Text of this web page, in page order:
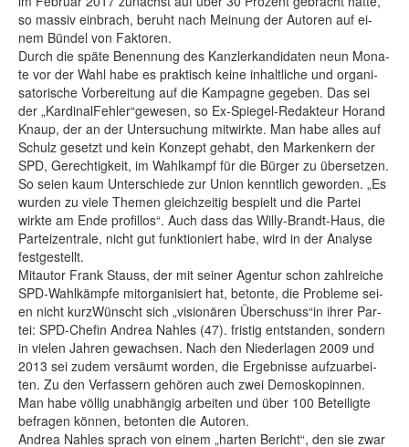
so mas­siv ein­brach, be­ruht nach Mei­nung der Au­to­ren auf ei­
nem Bün­del von Fak­to­ren.
Durch die spä­te Be­nen­nung des Kanz­ler­kan­di­da­ten neun Mo­na­
te vor der Wahl ha­be es prak­tisch kei­ne in­halt­li­che und or­ga­ni­
sa­to­ri­sche Vor­be­rei­tung auf die Kam­pa­gne ge­ge­ben. Das sei
der „Kar­di­nalFeh­ler“ge­we­sen, so Ex-Spie­gel-Re­dak­teur Horand
Knaup, der an der Un­ter­su­chung mit­wirk­te. Man ha­be al­les auf
Schulz ge­setzt und kein Kon­zept ge­habt, den Mar­ken­kern der
SPD, Ge­rech­tig­keit, im Wahl­kampf für die Bür­ger zu über­set­zen.
So sei­en kaum Un­ter­schie­de zur Uni­on kennt­lich ge­wor­den. „Es
wur­den zu vie­le The­men gleich­zei­tig be­spielt und die Par­tei
wirk­te am En­de pro­fil­los“. Auch dass das Wil­ly-Brandt-Haus, die
Par­tei­zen­tra­le, nicht gut funk­tio­niert ha­be, wird in der Ana­ly­se
fest­ge­stellt.
Mi­t­au­tor Frank St­auss, der mit sei­ner Agen­tur schon zahl­rei­che
SPD-Wahl­kämp­fe mit­or­ga­ni­siert hat, be­ton­te, die Pro­ble­me sei­
en nicht kur­zWünscht sich „vi­sio­nä­ren Über­schuss“in ih­rer Par­
tei: SPD-Che­fin Andrea Nah­les (47). fris­tig ent­stan­den, son­dern
in vie­len Jah­ren ge­wach­sen. Nach den Nie­der­la­gen 2009 und
2013 sei zu­dem ver­säumt wor­den, die Er­geb­nis­se auf­zu­ar­bei­
ten. Zu den Ver­fas­sern ge­hö­ren auch zwei De­mo­sko­pin­nen.
Man ha­be völ­lig un­ab­hän­gig ar­bei­ten und über 100 Be­tei­lig­te
be­fra­gen kön­nen, be­ton­ten die Au­to­ren.
Andrea Nah­les sprach von ei­nem „har­ten Be­richt“, den sie zwar